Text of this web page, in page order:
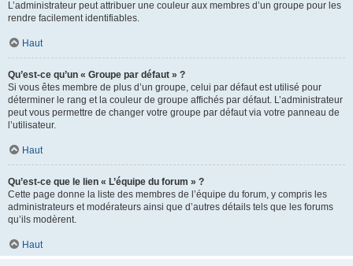
L’administrateur peut attribuer une couleur aux membres d’un groupe pour les
rendre facilement identifiables.
Haut
Qu’est-ce qu’un « Groupe par défaut » ?
Si vous êtes membre de plus d’un groupe, celui par défaut est utilisé pour
déterminer le rang et la couleur de groupe affichés par défaut. L’administrateur
peut vous permettre de changer votre groupe par défaut via votre panneau de
l’utilisateur.
Haut
Qu’est-ce que le lien « L’équipe du forum » ?
Cette page donne la liste des membres de l’équipe du forum, y compris les
administrateurs et modérateurs ainsi que d’autres détails tels que les forums
qu’ils modèrent.
Haut